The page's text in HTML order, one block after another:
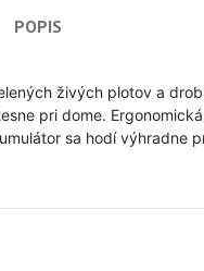
POPIS
živých plotov a
pri dome.
sa hodí výhradne